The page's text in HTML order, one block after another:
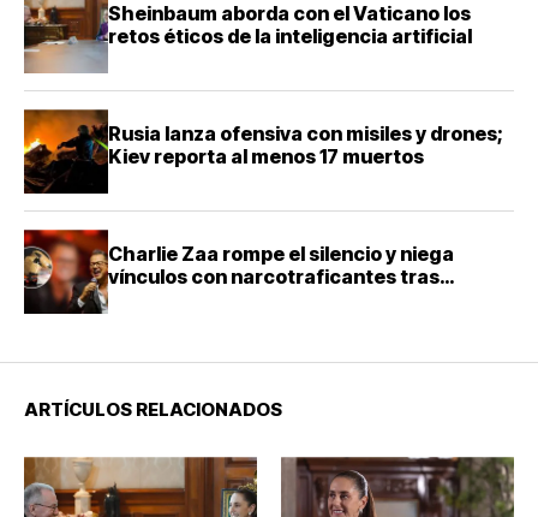
Sheinbaum aborda con el Vaticano los
retos éticos de la inteligencia artificial
Rusia lanza ofensiva con misiles y drones;
Kiev reporta al menos 17 muertos
Charlie Zaa rompe el silencio y niega
vínculos con narcotraficantes tras
ARTÍCULOS RELACIONADOS